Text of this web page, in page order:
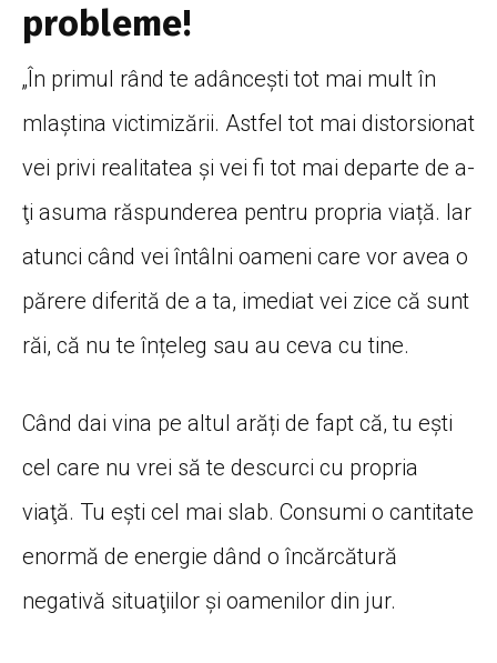
probleme!
„În primul rând te adâncești tot mai mult în
mlaștina victimizării. Astfel tot mai distorsionat
vei privi realitatea şi vei fi tot mai departe de a-
ţi asuma răspunderea pentru propria viață. Iar
atunci când vei întâlni oameni care vor avea o
părere diferită de a ta, imediat vei zice că sunt
răi, că nu te înțeleg sau au ceva cu tine.
Când dai vina pe altul arăți de fapt că, tu ești
cel care nu vrei să te descurci cu propria
viaţă. Tu ești cel mai slab. Consumi o cantitate
enormă de energie dând o încărcătură
negativă situaţiilor şi oamenilor din jur.